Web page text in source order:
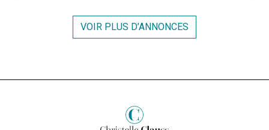
VOIR PLUS D’ANNONCES